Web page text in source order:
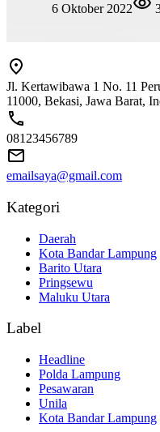
6 Oktober 2022
Jl. Kertawibawa 1 No. 11
11000, Bekasi, Jawa Barat,
08123456789
emailsaya@gmail.com
Kategori
Daerah
Kota Bandar Lampung
Barito Utara
Pringsewu
Maluku Utara
Label
Headline
Polda Lampung
Pesawaran
Unila
Kota Bandar Lampung